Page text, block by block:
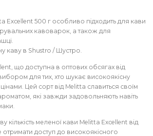
Excellent 500 г особливо підходить для кави
кавоварок, а також для
каву в Shustro / Шустро.
що доступна в оптових обсягах від
для тих, хто шукає високоякісну
Цей сорт від Melitta славиться своїм
які завжди задовольняють навіть
меленої кави Melitta Excellent від
доступ до високоякісного